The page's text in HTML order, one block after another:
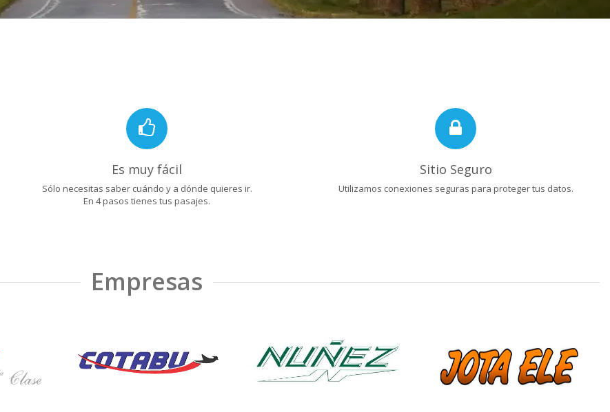
Es muy fácil
Sólo necesitas saber cuándo y a dónde quieres ir.
En 4 pasos tienes tus pasajes.
Sitio Seguro
Utilizamos conexiones seguras para proteger tus datos.
Empresas